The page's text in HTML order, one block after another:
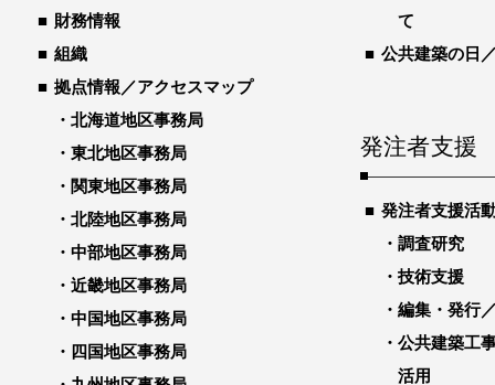
財務情報
組織
拠点情報／アクセスマップ
北海道地区事務局
東北地区事務局
関東地区事務局
北陸地区事務局
中部地区事務局
近畿地区事務局
中国地区事務局
四国地区事務局
て
公共建築の日
発注者支援
発注者支援活
調査研究
技術支援
編集・発行
公共建築工
活用